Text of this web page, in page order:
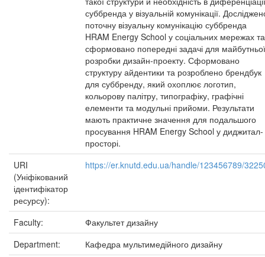
суббренда у візуальній комунікації.
поточну візуальну комунікацію суббренда
HRAM Energy School у соціальних мережах та
сформовано попередні задачі для майбутньої
розробки дизайн-проекту. Сформовано
структуру айдентики та розроблено брендбук
для суббренду, який охоплює логотип,
кольорову палітру, типографіку, графічні
елементи та модульні прийоми. Результати
мають практичне значення для подальшого
просування HRAM Energy School у диджитал-
просторі.
URI
(Уніфікований
ідентифікатор
ресурсу):
https://er.knutd.edu.ua/handle/123456789/
Faculty:
Факультет дизайну
Department:
Кафедра мультимедійного дизайну